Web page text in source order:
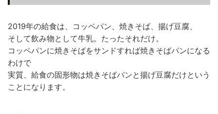
2019年の給食は、コッペパン、焼きそば、揚げ豆腐、
そして飲み物として牛乳。たったそれだけ。
コッペパンに焼きそばをサンドすれば焼きそばパンになる
わけで
実質、給食の固形物は焼きそばパンと揚げ豆腐だけという
ことになります。